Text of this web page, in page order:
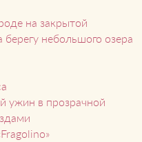
на закрытой
берегу небольшого озера
ужин в прозрачной